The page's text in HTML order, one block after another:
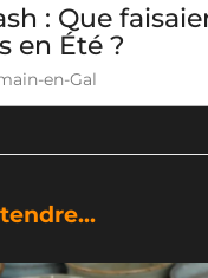
: Que
en Été ?
en-Gal